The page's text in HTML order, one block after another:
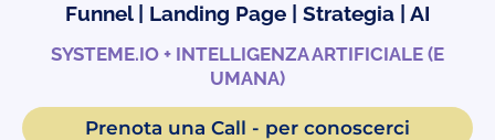
Funnel | Landing Page | Strategia | AI
SYSTEME.IO + INTELLIGENZA ARTIFICIALE (E
UMANA)
Prenota una Call - per conoscerci